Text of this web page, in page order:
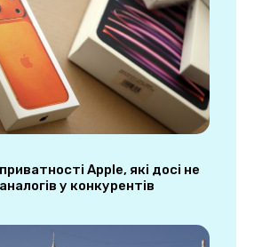
Apple, які досі не
у конкурентів